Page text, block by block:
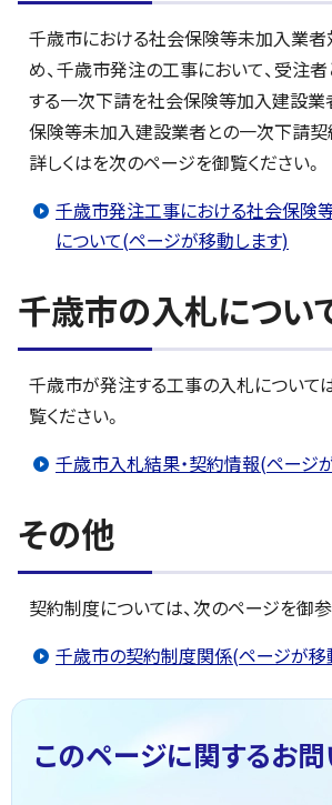
千歳市における社会保険等未加入業者
め、千歳市発注の工事において、受注
する一次下請を社会保険等加入建設
保険等未加入建設業者との一次下請契
詳しくはを次のページを御覧ください。
千歳市発注工事における社会保険
について(ページが移動します)
千歳市の入札につい
千歳市が発注する工事の入札について
覧ください。
千歳市入札結果・契約情報(ページ
その他
契約制度については、次のページを御参
千歳市の契約制度関係(ページが移
このページに関するお